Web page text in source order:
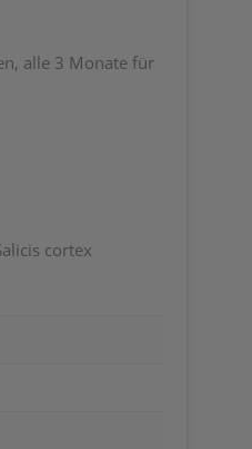
alle 3 Monate für
cortex